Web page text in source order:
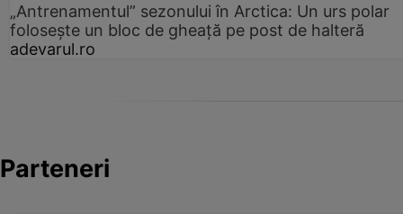
„Antrenamentul” sezonului în Arctica: Un urs polar
folosește un bloc de gheață pe post de halteră
adevarul.ro
Parteneri